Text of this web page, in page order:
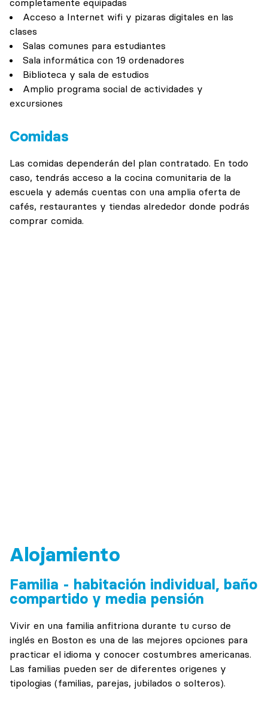
Acceso a Internet wifi y pizaras digitales en las
clases
Salas comunes para estudiantes
Sala informática con 19 ordenadores
Biblioteca y sala de estudios
Amplio programa social de actividades y
excursiones
Comidas
Las comidas dependerán del plan contratado. En todo
caso, tendrás acceso a la cocina comunitaria de la
escuela y además cuentas con una amplia oferta de
cafés, restaurantes y tiendas alrededor donde podrás
comprar comida.
Alojamiento
Familia - habitación individual, baño
compartido y media pensión
Vivir en una familia anfitriona durante tu curso de
inglés en Boston es una de las mejores opciones para
practicar el idioma y conocer costumbres americanas.
Las familias pueden ser de diferentes origenes y
tipologias (familias, parejas, jubilados o solteros).